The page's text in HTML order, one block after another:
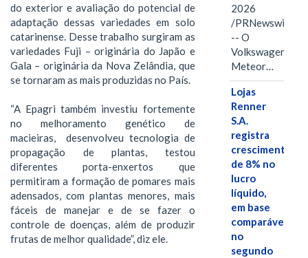
do exterior e avaliação do potencial de
adaptação dessas variedades em solo
catarinense. Desse trabalho surgiram as
variedades Fuji – originária do Japão e
Gala – originária da Nova Zelândia, que
se tornaram as mais produzidas no País.
“A Epagri também investiu fortemente
no melhoramento genético de
macieiras, desenvolveu tecnologia de
propagação de plantas, testou
diferentes porta-enxertos que
permitiram a formação de pomares mais
adensados, com plantas menores, mais
fáceis de manejar e de se fazer o
controle de doenças, além de produzir
frutas de melhor qualidade”, diz ele.
2026
/PRNewswire/
-- O
Volkswagen
Meteor…
Lojas
Renner
S.A.
registra
crescimento
de 8% no
lucro
líquido,
em base
comparável,
no
segundo